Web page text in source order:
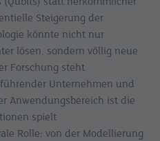
Steigerung der
könnte nicht nur
lösen, sondern völlig neue
Forschung steht
Unternehmen und
Anwendungsbereich ist die
spielt
Rolle: von der Modellierung